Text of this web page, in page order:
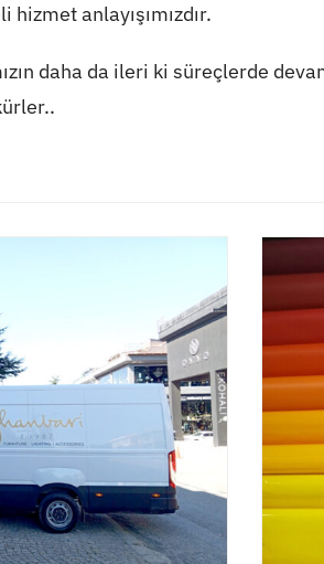
anlayışımızdır.
daha da ileri ki süreçlerde